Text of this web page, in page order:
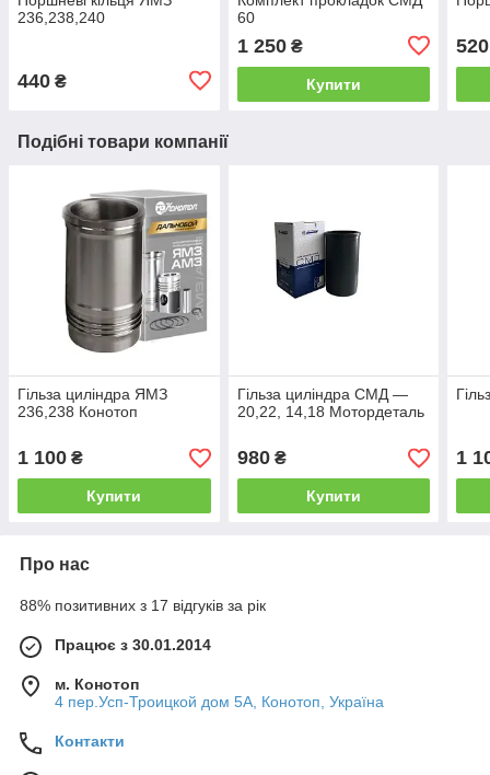
236,238,240
440 ₴
60
1 250₴
Купити
520
Подібні товари компанії
Гільза циліндра ЯМЗ
236,238 Конотоп
1 100 ₴
Купити
Гільза циліндра СМД —
20,22, 14,18 Мотордеталь
980₴
Купити
1
Про нас
88% позитивних з 17 відгуків за рік
Працює з 30.01.2014
м. Конотоп
4 пер.Усп-Троицкой дом 5А, Конотоп, Україна
Контакти